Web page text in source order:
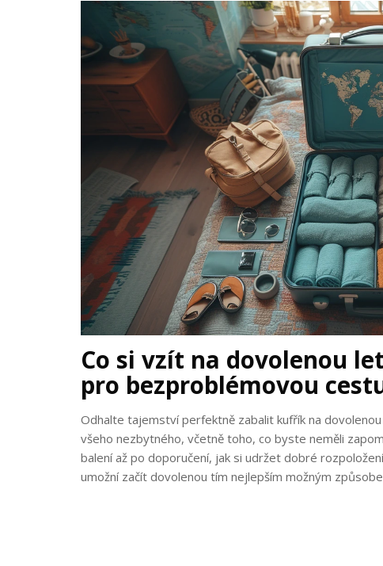
Co si vzít na dovolenou
pro bezproblémovou
Odhalte tajemství perfektně zabalit kufřík na
všeho nezbytného, včetně toho, co byste neměli
balení až po doporučení, jak si udržet dobré
umožní začít dovolenou tím nejlepším možným